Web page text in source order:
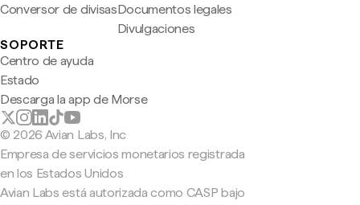
Conversor de divisasDocumentos legales
Divulgaciones
SOPORTE
Centro de ayuda
Estado
Descarga la app de Morse
© 2026 Avian Labs, Inc
Empresa de servicios monetarios registrada
en los Estados Unidos
Avian Labs está autorizada como CASP bajo